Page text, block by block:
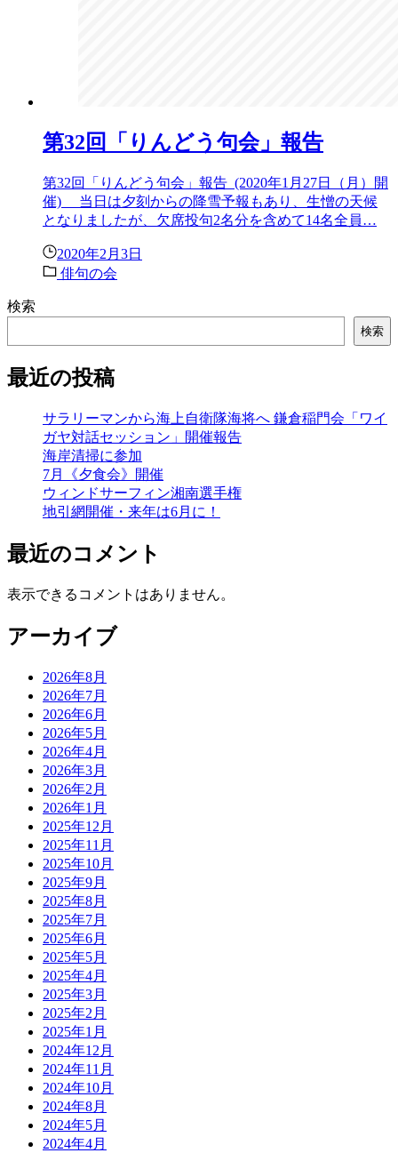
第32回「りんどう句会」報告
第32回「りんどう句会」報告 (2020年1月27日（月）開
催) 当日は夕刻からの降雪予報もあり、生憎の天候
となりましたが、欠席投句2名分を含めて14名全員…
2020年2月3日
俳句の会
検索
検索
最近の投稿
サラリーマンから海上自衛隊海将へ 鎌倉稲門会「ワイ
ガヤ対話セッション」開催報告
海岸清掃に参加
7月《夕食会》開催
ウィンドサーフィン湘南選手権
地引網開催・来年は6月に！
最近のコメント
表示できるコメントはありません。
アーカイブ
2026年8月
2026年7月
2026年6月
2026年5月
2026年4月
2026年3月
2026年2月
2026年1月
2025年12月
2025年11月
2025年10月
2025年9月
2025年8月
2025年7月
2025年6月
2025年5月
2025年4月
2025年3月
2025年2月
2025年1月
2024年12月
2024年11月
2024年10月
2024年8月
2024年5月
2024年4月